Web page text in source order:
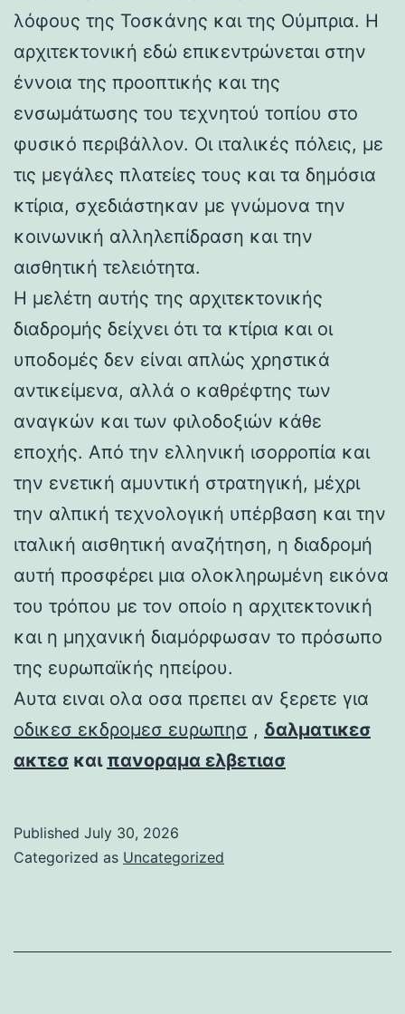
λόφους της Τοσκάνης και της Ούμπρια. Η
αρχιτεκτονική εδώ επικεντρώνεται στην
έννοια της προοπτικής και της
ενσωμάτωσης του τεχνητού τοπίου στο
φυσικό περιβάλλον. Οι ιταλικές πόλεις, με
τις μεγάλες πλατείες τους και τα δημόσια
κτίρια, σχεδιάστηκαν με γνώμονα την
κοινωνική αλληλεπίδραση και την
αισθητική τελειότητα.
Η μελέτη αυτής της αρχιτεκτονικής
διαδρομής δείχνει ότι τα κτίρια και οι
υποδομές δεν είναι απλώς χρηστικά
αντικείμενα, αλλά ο καθρέφτης των
αναγκών και των φιλοδοξιών κάθε
εποχής. Από την ελληνική ισορροπία και
την ενετική αμυντική στρατηγική, μέχρι
την αλπική τεχνολογική υπέρβαση και την
ιταλική αισθητική αναζήτηση, η διαδρομή
αυτή προσφέρει μια ολοκληρωμένη εικόνα
του τρόπου με τον οποίο η αρχιτεκτονική
και η μηχανική διαμόρφωσαν το πρόσωπο
της ευρωπαϊκής ηπείρου.
Αυτα ειναι ολα οσα πρεπει αν ξερετε για
οδικεσ εκδρομεσ ευρωπησ , δαλματικεσ
ακτεσ και πανοραμα ελβετιασ
Published July 30, 2026
Categorized as Uncategorized